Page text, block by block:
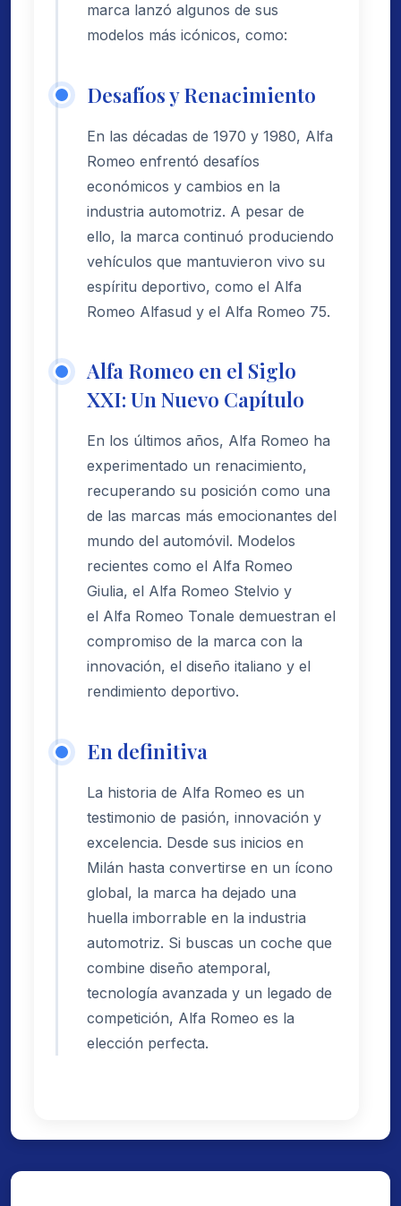
marca lanzó algunos de sus
modelos más icónicos, como:
Desafíos y Renacimiento
En las décadas de 1970 y 1980, Alfa
Romeo enfrentó desafíos
económicos y cambios en la
industria automotriz. A pesar de
ello, la marca continuó produciendo
vehículos que mantuvieron vivo su
espíritu deportivo, como el Alfa
Romeo Alfasud y el Alfa Romeo 75.
Alfa Romeo en el Siglo
XXI: Un Nuevo Capítulo
En los últimos años, Alfa Romeo ha
experimentado un renacimiento,
recuperando su posición como una
de las marcas más emocionantes del
mundo del automóvil. Modelos
recientes como el Alfa Romeo
Giulia, el Alfa Romeo Stelvio y
el Alfa Romeo Tonale demuestran el
compromiso de la marca con la
innovación, el diseño italiano y el
rendimiento deportivo.
En definitiva
La historia de Alfa Romeo es un
testimonio de pasión, innovación y
excelencia. Desde sus inicios en
Milán hasta convertirse en un ícono
global, la marca ha dejado una
huella imborrable en la industria
automotriz. Si buscas un coche que
combine diseño atemporal,
tecnología avanzada y un legado de
competición, Alfa Romeo es la
elección perfecta.